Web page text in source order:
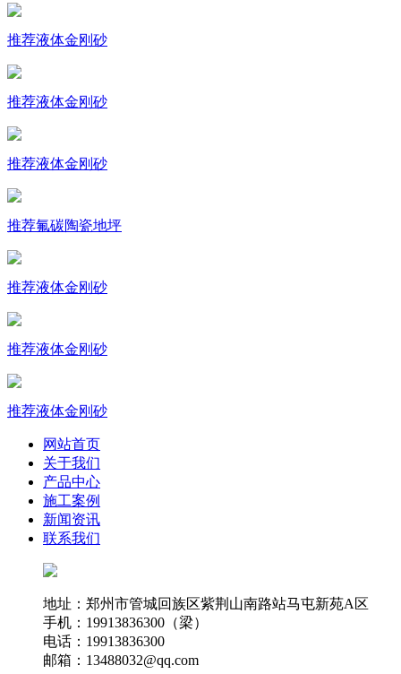
推荐液体金刚砂
推荐液体金刚砂
推荐液体金刚砂
推荐氟碳陶瓷地坪
推荐液体金刚砂
推荐液体金刚砂
推荐液体金刚砂
网站首页
关于我们
产品中心
施工案例
新闻资讯
联系我们
地址：郑州市管城回族区紫荆山南路站马屯新苑A区
手机：19913836300（梁）
电话：19913836300
邮箱：13488032@qq.com